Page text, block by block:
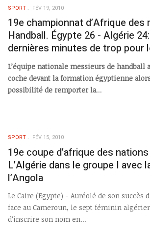
SPORT FÉV 19, 2010
19e championnat d’Afrique des
Handball. Égypte 26 - Algérie
dernières minutes de trop pour
L’équipe nationale messieurs de handball
coche devant la formation égyptienne
possibilité de remporter la...
SPORT FÉV 15, 2010
19e coupe d’afrique des
L’Algérie dans le groupe I avec
l’Angola
Le Caire (Egypte) - Auréolé de son succès
face au Cameroun, le sept féminin
d’inscrire son nom en...